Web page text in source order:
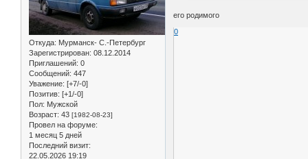
Откуда: Мурманск- С.-Петербург
Зарегистрирован: 08.12.2014
Приглашений: 0
Сообщений: 447
Уважение: [+7/-0]
Позитив: [+1/-0]
Пол: Мужской
Возраст: 43 [1982-08-23]
Провел на форуме:
1 месяц 5 дней
Последний визит:
22.05.2026 19:19
его родимого
0